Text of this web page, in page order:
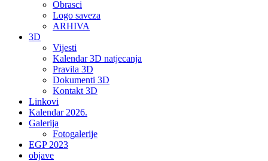
Obrasci
Logo saveza
ARHIVA
3D
Vijesti
Kalendar 3D natjecanja
Pravila 3D
Dokumenti 3D
Kontakt 3D
Linkovi
Kalendar 2026.
Galerija
Fotogalerije
EGP 2023
objave